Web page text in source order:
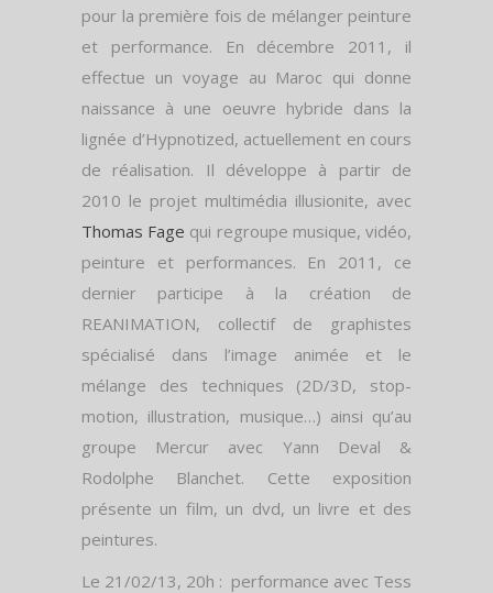
pour la première fois de mélanger peinture
et performance. En décembre 2011, il
effectue un voyage au Maroc qui donne
naissance à une oeuvre hybride dans la
lignée d’Hypnotized, actuellement en cours
de réalisation. Il développe à partir de
2010 le projet multimédia illusionite, avec
Thomas Fage qui regroupe musique, vidéo,
peinture et performances. En 2011, ce
dernier participe à la création de
REANIMATION, collectif de graphistes
spécialisé dans l’image animée et le
mélange des techniques (2D/3D, stop-
motion, illustration, musique…) ainsi qu’au
groupe Mercur avec Yann Deval &
Rodolphe Blanchet. Cette exposition
présente un film, un dvd, un livre et des
peintures.
Le 21/02/13, 20h : performance avec Tess